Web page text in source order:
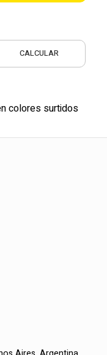
CALCULAR
colores surtidos